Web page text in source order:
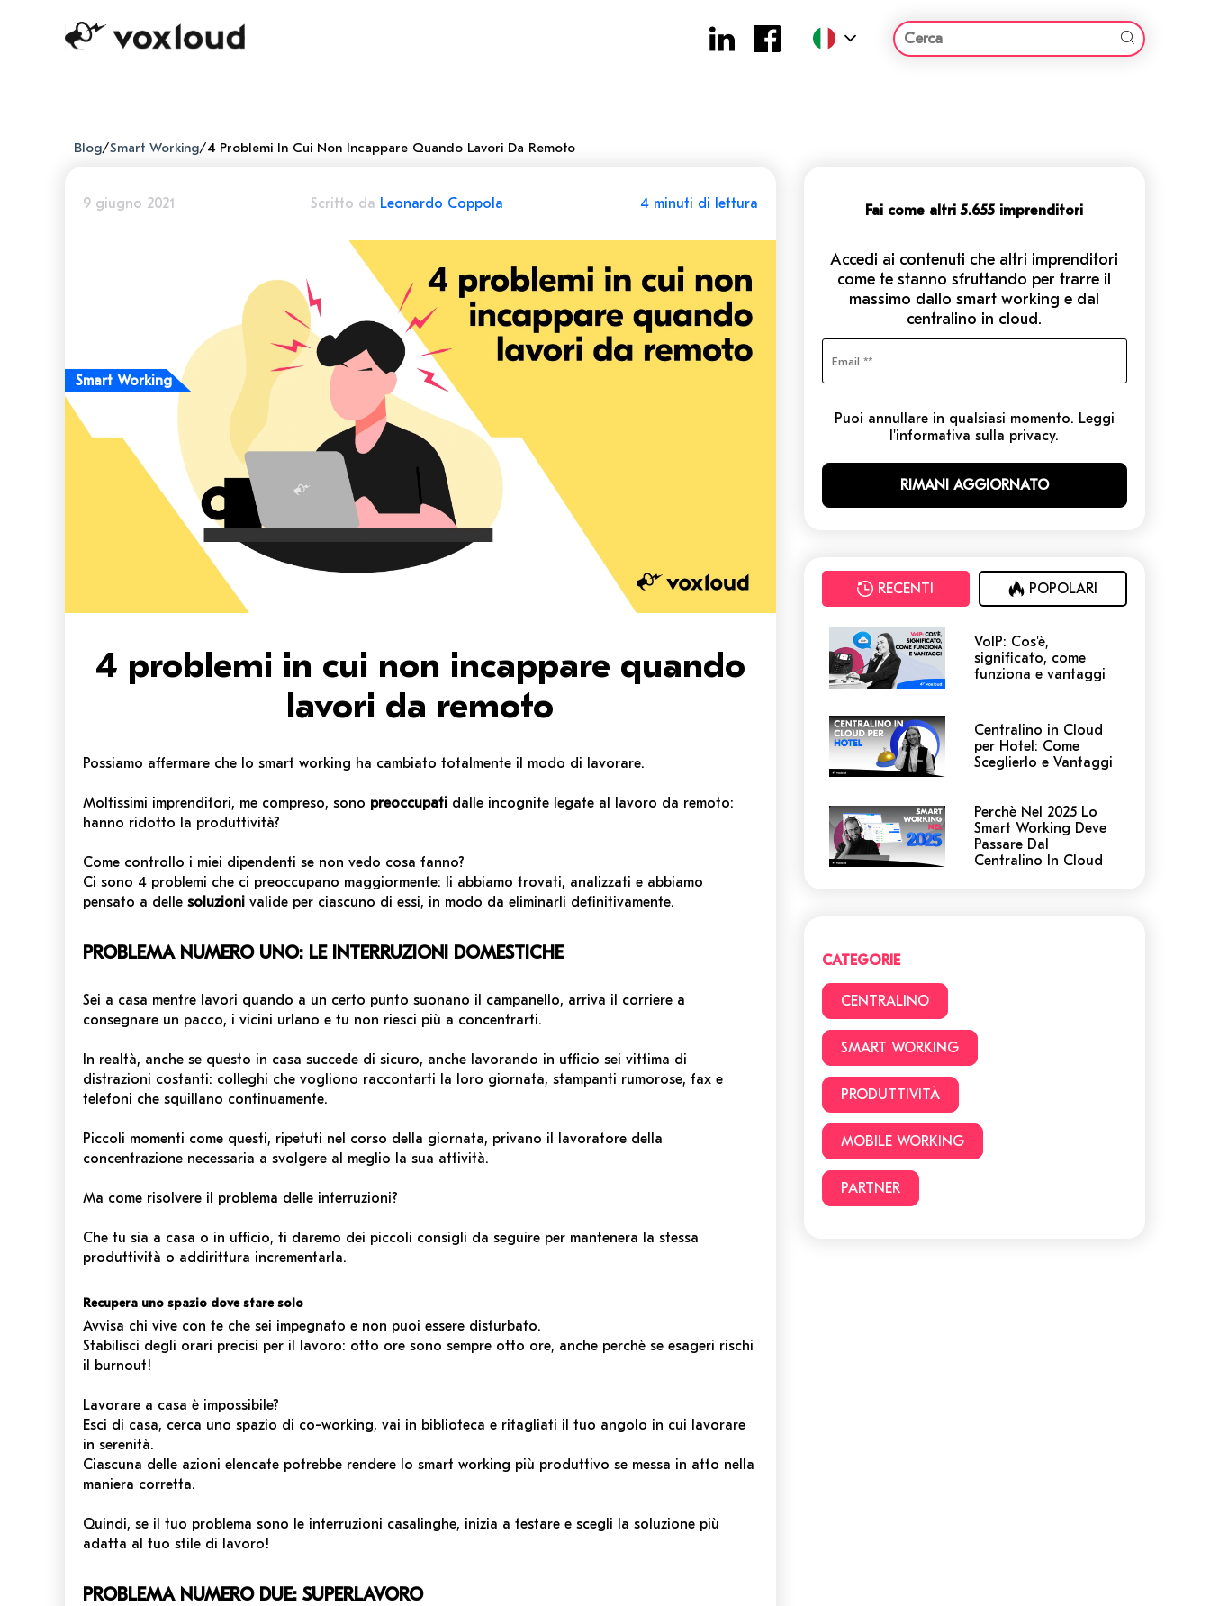
Blog/Smart Working/4 Problemi In Cui Non Incappare Quando Lavori Da Remoto
9 giugno 2021 Scritto da Leonardo Coppola 4 minuti di lettura
Smart Working
4 problemi in cui non incappare quando
lavori da remoto
Possiamo affermare che lo smart working ha cambiato totalmente il modo di lavorare.
Moltissimi imprenditori, me compreso, sono preoccupati dalle incognite legate al lavoro da remoto:
hanno ridotto la produttività?
Come controllo i miei dipendenti se non vedo cosa fanno?
Ci sono 4 problemi che ci preoccupano maggiormente: li abbiamo trovati, analizzati e abbiamo
pensato a delle soluzioni valide per ciascuno di essi, in modo da eliminarli definitivamente.
PROBLEMA NUMERO UNO: LE INTERRUZIONI DOMESTICHE
Sei a casa mentre lavori quando a un certo punto suonano il campanello, arriva il corriere a
consegnare un pacco, i vicini urlano e tu non riesci più a concentrarti.
In realtà, anche se questo in casa succede di sicuro, anche lavorando in ufficio sei vittima di
distrazioni costanti: colleghi che vogliono raccontarti la loro giornata, stampanti rumorose, fax e
telefoni che squillano continuamente.
Piccoli momenti come questi, ripetuti nel corso della giornata, privano il lavoratore della
concentrazione necessaria a svolgere al meglio la sua attività.
Ma come risolvere il problema delle interruzioni?
Che tu sia a casa o in ufficio, ti daremo dei piccoli consigli da seguire per mantenera la stessa
produttività o addirittura incrementarla.
Recupera uno spazio dove stare solo
Avvisa chi vive con te che sei impegnato e non puoi essere disturbato.
Stabilisci degli orari precisi per il lavoro: otto ore sono sempre otto ore, anche perchè se esageri rischi
il burnout!
Lavorare a casa è impossibile?
Esci di casa, cerca uno spazio di co-working, vai in biblioteca e ritagliati il tuo angolo in cui lavorare
in serenità.
Ciascuna delle azioni elencate potrebbe rendere lo smart working più produttivo se messa in atto nella
maniera corretta.
Quindi, se il tuo problema sono le interruzioni casalinghe, inizia a testare e scegli la soluzione più
adatta al tuo stile di lavoro!
PROBLEMA NUMERO DUE: SUPERLAVORO
Fai come altri 5.655 imprenditori
Accedi ai contenuti che altri imprenditori
come te stanno sfruttando per trarre il
massimo dallo smart working e dal
centralino in cloud.
Puoi annullare in qualsiasi momento. Leggi
l'informativa sulla privacy.
RECENTI POPOLARI
VoIP: Cos'è,
significato, come
funziona e vantaggi
Centralino in Cloud
per Hotel: Come
Sceglierlo e Vantaggi
Perchè Nel 2025 Lo
Smart Working Deve
Passare Dal
Centralino In Cloud
considerare prima di
lavorare da casa
Smart Working o
CATEGORIE
CENTRALINO
SMART WORKING
PRODUTTIVITÀ
MOBILE WORKING
PARTNER